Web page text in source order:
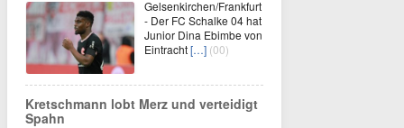
Gelsenkirchen/Frankfurt
- Der FC Schalke 04 hat
Junior Dina Ebimbe von
Eintracht[…] (00)
Kretschmann lobt Merz und verteidigt
Spahn